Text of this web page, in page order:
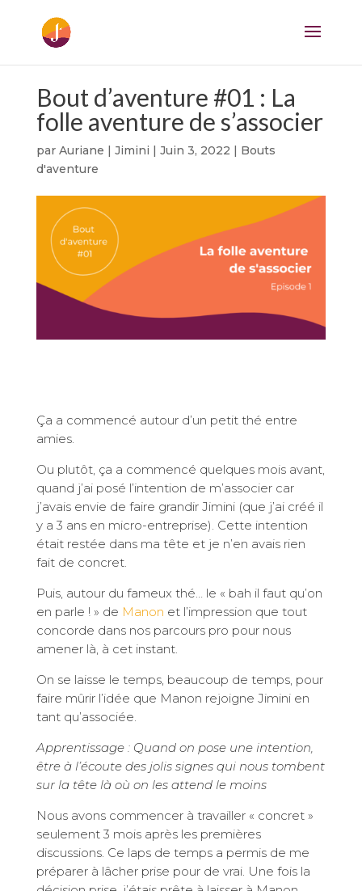
Bout d’aventure #01 : La
folle aventure de s’associer
par Auriane | Jimini | Juin 3, 2022 | Bouts
d'aventure
Ça a commencé autour d’un petit thé entre
amies.
Ou plutôt, ça a commencé quelques mois avant,
quand j’ai posé l’intention de m’associer car
j’avais envie de faire grandir Jimini (que j’ai créé il
y a 3 ans en micro-entreprise). Cette intention
était restée dans ma tête et je n’en avais rien
fait de concret.
Puis, autour du fameux thé… le « bah il faut qu’on
en parle ! » de Manon et l’impression que tout
concorde dans nos parcours pro pour nous
amener là, à cet instant.
On se laisse le temps, beaucoup de temps, pour
faire mûrir l’idée que Manon rejoigne Jimini en
tant qu’associée.
Apprentissage : Quand on pose une intention,
être à l’écoute des jolis signes qui nous tombent
sur la tête là où on les attend le moins
Nous avons commencer à travailler « concret »
seulement 3 mois après les premières
discussions. Ce laps de temps a permis de me
préparer à lâcher prise pour de vrai. Une fois la